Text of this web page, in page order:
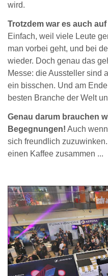
wird.
Trotzdem war es auch
Einfach, weil viele Leute
man vorbei geht, und bei
wieder. Doch genau das
Messe: die Aussteller sind
ein bisschen. Und am
besten Branche der Welt
Genau darum brauchen
Begegnungen! Auch
sich freundlich
einen Kaffee zusammen ...